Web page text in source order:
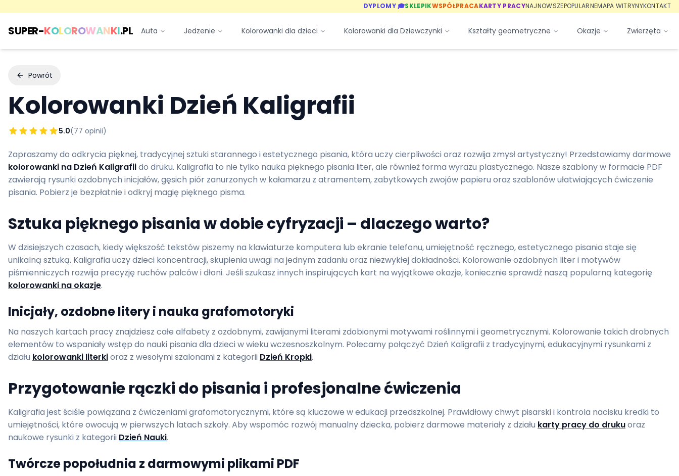
DYPLOMY 🎓SKLEPIKWSPÓŁPRACAKARTY PRACYNAJNOWSZEPOPULARNEMAPA WITRYNYKONTAKT
SUPER-KOLOROWANKI.PL Auta Jedzenie Kolorowanki dla dzieci Kolorowanki dla Dziewczynki Kształty geometryczne Okazje Zwierzęta
Powrót
Kolorowanki Dzień Kaligrafii
5.0(77 opinii)
Zapraszamy do odkrycia pięknej, tradycyjnej sztuki starannego i estetycznego pisania, która uczy cierpliwości oraz rozwija zmysł artystyczny! Przedstawiamy darmowe
kolorowanki na Dzień Kaligrafiido druku. Kaligrafia to nie tylko nauka pięknego pisania liter, ale również forma wyrazu plastycznego. Nasze szablony w formacie PDF
zawierają rysunki ozdobnych inicjałów, gęsich piór zanurzonych w kałamarzu z atramentem, zabytkowych zwojów papieru oraz szablonów ułatwiających ćwiczenie
pisania. Pobierz je bezpłatnie i odkryj magię pięknego pisma.
Sztuka pięknego pisania w dobie cyfryzacji – dlaczego warto?
W dzisiejszych czasach, kiedy większość tekstów piszemy na klawiaturze komputera lub ekranie telefonu, umiejętność ręcznego, estetycznego pisania staje się
unikalną sztuką. Kaligrafia uczy dzieci koncentracji, skupienia uwagi na jednym zadaniu oraz niezwykłej dokładności. Kolorowanie ozdobnych liter i motywów
piśmienniczych rozwija precyzję ruchów palców i dłoni. Jeśli szukasz innych inspirujących kart na wyjątkowe okazje, koniecznie sprawdź naszą popularną kategorię
kolorowanki na okazje.
Inicjały, ozdobne litery i nauka grafomotoryki
Na naszych kartach pracy znajdziesz całe alfabety z ozdobnymi, zawijanymi literami zdobionymi motywami roślinnymi i geometrycznymi. Kolorowanie takich drobnych
elementów to wspaniały wstęp do nauki pisania dla dzieci w wieku wczesnoszkolnym. Polecamy połączyć Dzień Kaligrafii z tradycyjnymi, edukacyjnymi rysunkami z
działu kolorowanki literkioraz z wesołymi szalonami z kategorii Dzień Kropki.
Przygotowanie rączki do pisania i profesjonalne ćwiczenia
Kaligrafia jest ściśle powiązana z ćwiczeniami grafomotorycznymi, które są kluczowe w edukacji przedszkolnej. Prawidłowy chwyt pisarski i kontrola nacisku kredki to
umiejętności, które owocują w pierwszych latach szkoły. Aby wspomóc rozwój manualny dziecka, pobierz darmowe materiały z działu karty pracy do drukuoraz
naukowe rysunki z kategorii Dzień Nauki.
Twórcze popołudnia z darmowymi plikami PDF